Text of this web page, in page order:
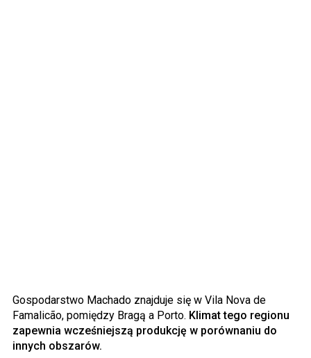
Gospodarstwo Machado znajduje się w Vila Nova de
Famalicão, pomiędzy Bragą a Porto. Klimat tego regionu
zapewnia wcześniejszą produkcję w porównaniu do
innych obszarów.